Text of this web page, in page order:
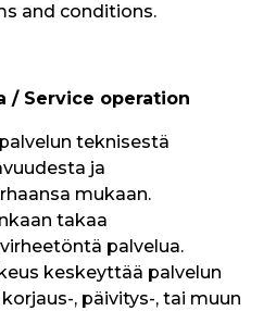
and conditions.
/ Service operation
teknisestä
ja
mukaan.
takaa
palvelua.
keskeyttää palvelun
, päivitys-, tai muun